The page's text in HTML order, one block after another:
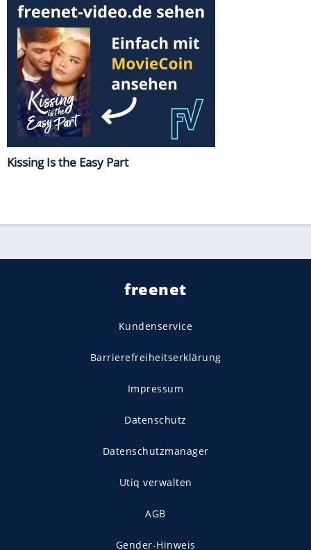
Kissing Is the Easy Part
freenet
Kundenservice
Barrierefreiheitserklärung
Impressum
Datenschutz
Datenschutzmanager
Utiq verwalten
AGB
Gender-Hinweis